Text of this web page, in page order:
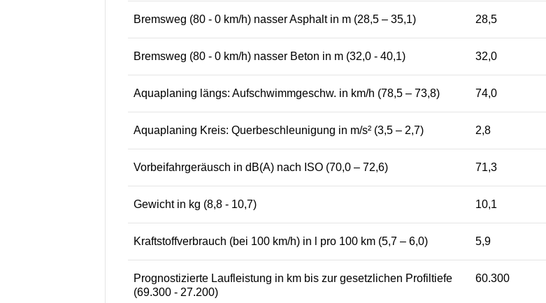
Bremsweg (80 - 0 km/h) nasser Asphalt in m (28,5 – 35,1) 28,5
Bremsweg (80 - 0 km/h) nasser Beton in m (32,0 - 40,1) 32,0
Aquaplaning längs: Aufschwimmgeschw. in km/h (78,5 – 73,8) 74,0
Aquaplaning Kreis: Querbeschleunigung in m/s² (3,5 – 2,7) 2,8
Vorbeifahrgeräusch in dB(A) nach ISO (70,0 – 72,6) 71,3
Gewicht in kg (8,8 - 10,7) 10,1
Kraftstoffverbrauch (bei 100 km/h) in l pro 100 km (5,7 – 6,0) 5,9
Prognostizierte Laufleistung in km bis zur gesetzlichen Profiltiefe
(69.300 - 27.200)
60.300